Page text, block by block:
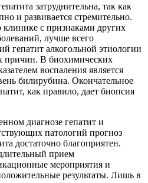
затруднительна, так как
и развивается стремительно.
с признаками других
лучше всего
гепатит алкогольной этиологии
причин. В биохимических
воспаления является
билирубина. Окончательное
как правило, дает биопсия
диагнозе гепатит и
патологий прогноз
достаточно благоприятен.
прием
мероприятия и
результаты. Лишь в